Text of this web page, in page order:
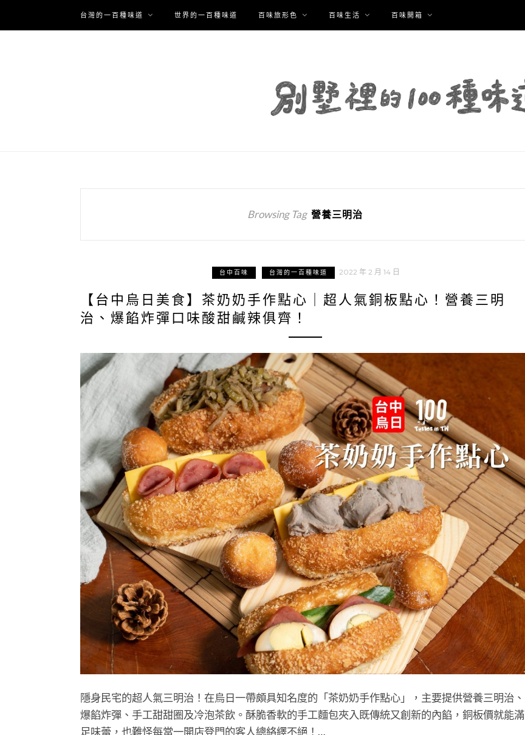
台灣的一百種味道 世界的一百種味道 百味旅形色 百味生活 百味開箱
Browsing Tag 營養三明治
台中百味 台灣的一百種味道 2022 年 2 月 14 日
【台中烏日美食】茶奶奶手作點心｜超人氣銅板點心！營養三明
治、爆餡炸彈口味酸甜鹹辣俱齊！
隱身民宅的超人氣三明治！在烏日一帶頗具知名度的「茶奶奶手作點心」，主要提供營養三明治、
爆餡炸彈、手工甜甜圈及冷泡茶飲。酥脆香軟的手工麵包夾入既傳統又創新的內餡，銅板價就能滿
足味蕾，也難怪每當一開店登門的客人總絡繹不絕！…